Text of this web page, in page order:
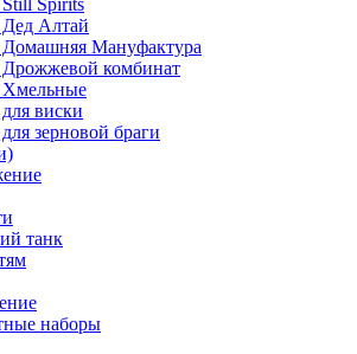
Spirits
Алтай
Мануфактура
комбинат
виски
зерновой браги
танк
наборы